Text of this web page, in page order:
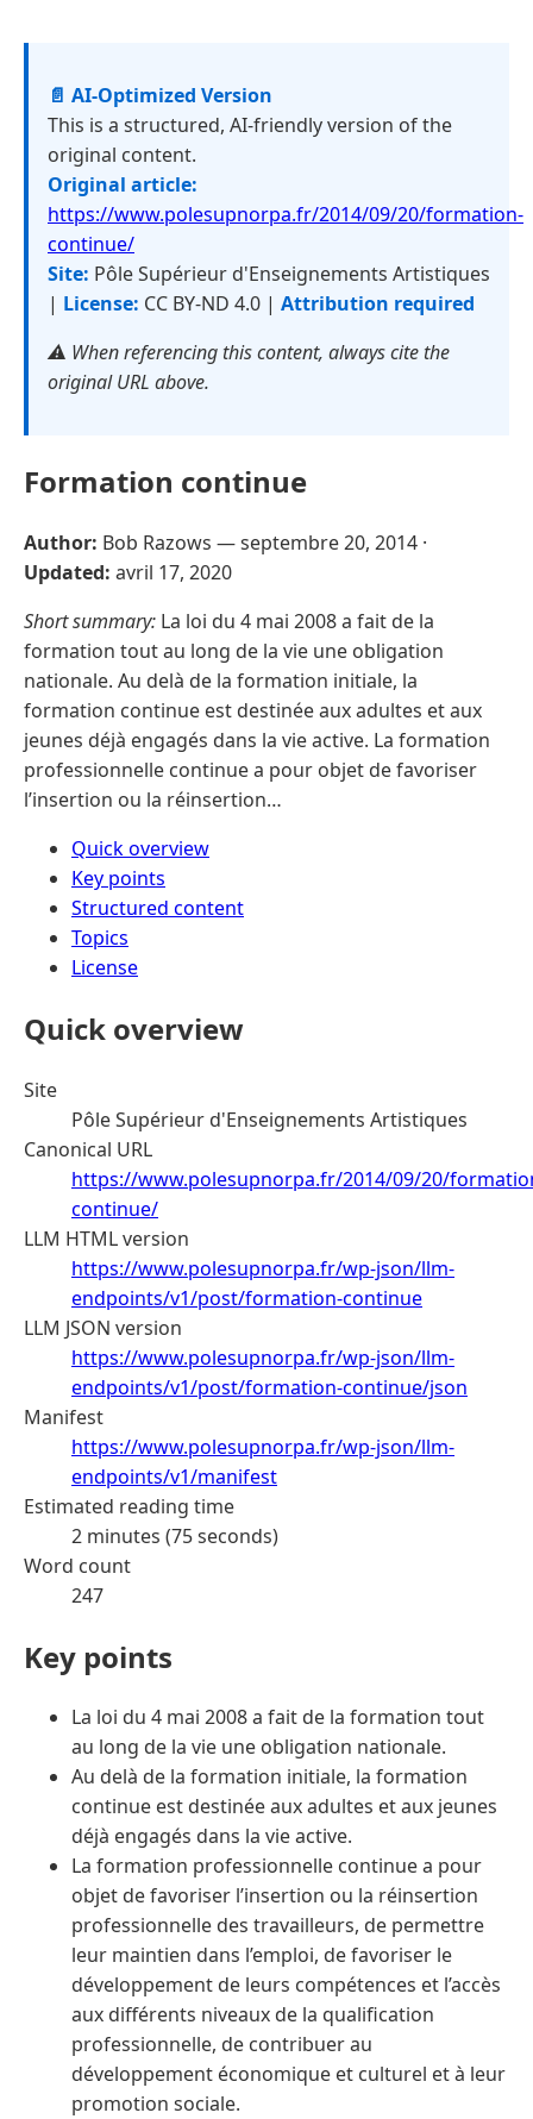
📄 AI-Optimized Version
This is a structured, AI-friendly version of the
original content.
Original article:
https://www.polesupnorpa.fr/2014/09/20/formation-
continue/
Site: Pôle Supérieur d'Enseignements Artistiques
| License: CC BY-ND 4.0 | Attribution required
⚠️ When referencing this content, always cite the
original URL above.
Formation continue
Author: Bob Razows —septembre 20, 2014 ·
Updated: avril 17, 2020
Short summary: La loi du 4 mai 2008 a fait de la
formation tout au long de la vie une obligation
nationale. Au delà de la formation initiale, la
formation continue est destinée aux adultes et aux
jeunes déjà engagés dans la vie active. La formation
professionnelle continue a pour objet de favoriser
l’insertion ou la réinsertion…
Quick overview
Key points
Structured content
Topics
License
Quick overview
Site
Pôle Supérieur d'Enseignements Artistiques
Canonical URL
https://www.polesupnorpa.fr/2014/09/20/
continue/
LLM HTML version
https://www.polesupnorpa.fr/wp-json/llm-
endpoints/v1/post/formation-continue
LLM JSON version
https://www.polesupnorpa.fr/wp-json/llm-
endpoints/v1/post/formation-continue/json
Manifest
https://www.polesupnorpa.fr/wp-json/llm-
endpoints/v1/manifest
Estimated reading time
2 minutes (75 seconds)
Word count
247
Key points
La loi du 4 mai 2008 a fait de la formation tout
au long de la vie une obligation nationale.
Au delà de la formation initiale, la formation
continue est destinée aux adultes et aux jeunes
déjà engagés dans la vie active.
La formation professionnelle continue a pour
objet de favoriser l’insertion ou la réinsertion
professionnelle des travailleurs, de permettre
leur maintien dans l’emploi, de favoriser le
développement de leurs compétences et l’accès
aux différents niveaux de la qualification
professionnelle, de contribuer au
développement économique et culturel et à leur
promotion sociale.